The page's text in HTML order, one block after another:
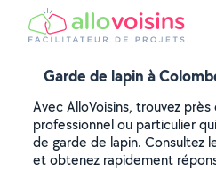
Garde de lapin à
Avec AlloVoisins, trouvez près
professionnel ou particulier
de garde de lapin. Consultez
et obtenez rapidement